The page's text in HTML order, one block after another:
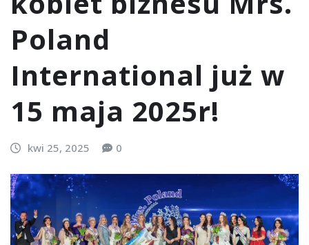
Poland
International już w
15 maja 2025r!
kwi 25, 2025 0